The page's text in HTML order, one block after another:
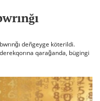
deñgeyge köterildi.
qarağanda, bügingi